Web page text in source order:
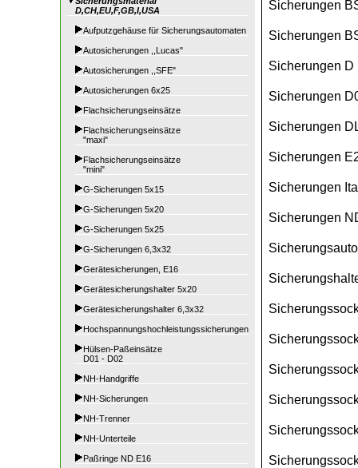
D,CH,EU,F,GB,I,USA
Aufputzgehäuse für Sicherungsautomaten
Autosicherungen ,,Lucas"
Autosicherungen ,,SFE"
Autosicherungen 6x25
Flachsicherungseinsätze
Flachsicherungseinsätze
"maxi"
Flachsicherungseinsätze
"mini"
G-Sicherungen 5x15
G-Sicherungen 5x20
G-Sicherungen 5x25
G-Sicherungen 6,3x32
Gerätesicherungen, E16
Gerätesicherungshalter 5x20
Gerätesicherungshalter 6,3x32
Hochspannungshochleistungssicherungen
Hülsen-Paßeinsätze
D01 - D02
NH-Handgriffe
NH-Sicherungen
NH-Trenner
NH-Unterteile
Paßringe ND E16
Sicherungen
Sicherungen
Sicherungen D
Sicherungen
Sicherungen
Sicherungen
Sicherungen
Sicherungen